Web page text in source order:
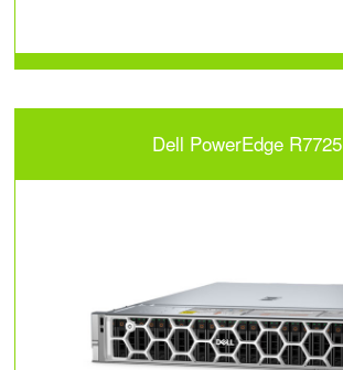
Dell PowerEdge R7725